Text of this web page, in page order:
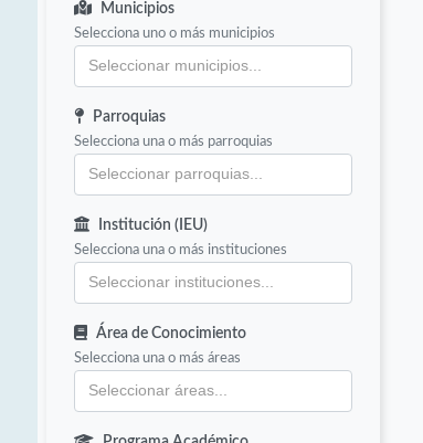
Municipios
Selecciona uno o más municipios
Parroquias
Selecciona una o más parroquias
Institución (IEU)
Selecciona una o más instituciones
Área de Conocimiento
Selecciona una o más áreas